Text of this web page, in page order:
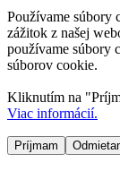
Používame súbory
zážitok z našej
používame súbory
súborov cookie.
Kliknutím na "
Viac informácií.
Príjmam